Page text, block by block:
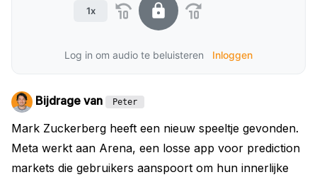
1x
Log in om audio te beluisteren Inloggen
Bijdrage van Peter
Mark Zuckerberg heeft een nieuw speeltje gevonden.
Meta werkt aan Arena, een losse app voor prediction
markets die gebruikers aanspoort om hun innerlijke